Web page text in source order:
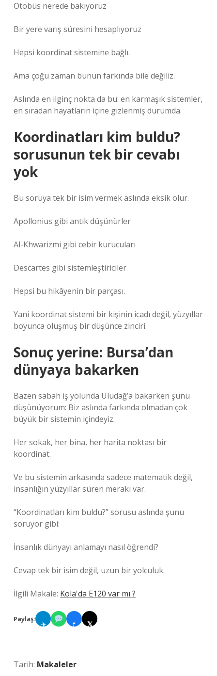
Otobüs nerede bakıyoruz
Bir yere varış süresini hesaplıyoruz
Hepsi koordinat sistemine bağlı.
Ama çoğu zaman bunun farkında bile değiliz.
Aslında en ilginç nokta da bu: en karmaşık sistemler,
en sıradan hayatların içine gizlenmiş durumda.
Koordinatları kim buldu?
sorusunun tek bir cevabı
yok
Bu soruya tek bir isim vermek aslında eksik olur.
Apollonius gibi antik düşünürler
Al-Khwarizmi gibi cebir kurucuları
Descartes gibi sistemleştiriciler
Hepsi bu hikâyenin bir parçası.
Yani koordinat sistemi bir kişinin icadı değil, yüzyıllar
boyunca oluşmuş bir düşünce zinciri.
Sonuç yerine: Bursa’dan
dünyaya bakarken
Bazen sabah iş yolunda Uludağ’a bakarken şunu
düşünüyorum: Biz aslında farkında olmadan çok
büyük bir sistemin içindeyiz.
Her sokak, her bina, her harita noktası bir
koordinat.
Ve bu sistemin arkasında sadece matematik değil,
insanlığın yüzyıllar süren merakı var.
“Koordinatları kim buldu?” sorusu aslında şunu
soruyor gibi:
İnsanlık dünyayı anlamayı nasıl öğrendi?
Cevap tek bir isim değil, uzun bir yolculuk.
İlgili Makale: Kola'da E120 var mı ?
Paylaş:
✈ f 𝕏
Tarih: Makaleler